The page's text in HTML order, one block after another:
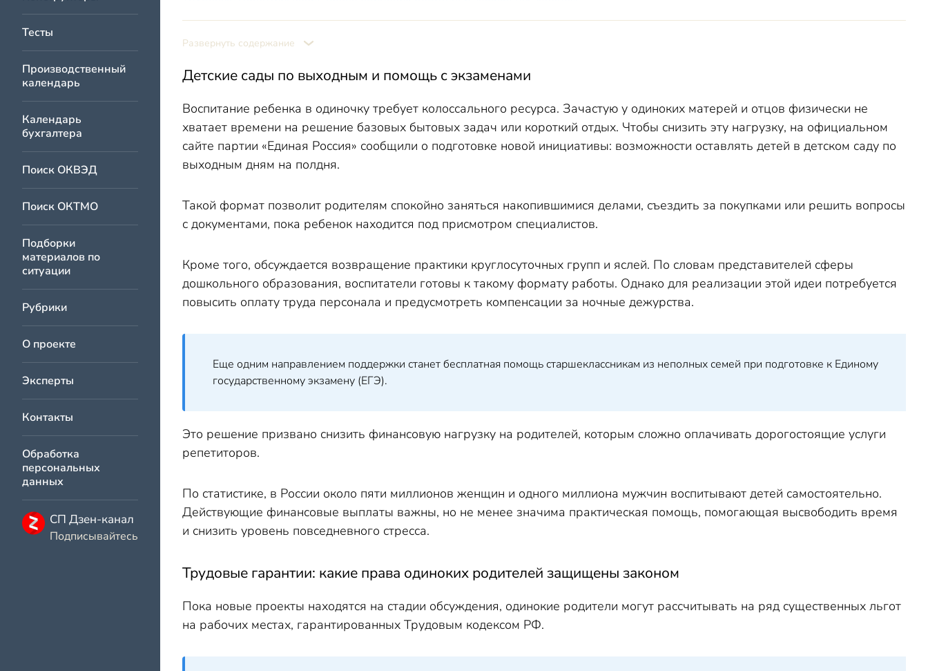
Тесты
Производственный
календарь
Календарь
бухгалтера
Поиск ОКВЭД
Поиск ОКТМО
Подборки
материалов по
ситуации
Рубрики
О проекте
Эксперты
Контакты
Обработка
персональных
данных
СП Дзен-канал
Подписывайтесь
Развернуть содержание
Детские сады по выходным и помощь с экзаменами
Воспитание ребенка в одиночку требует колоссального ресурса. Зачастую у одиноких матерей и отцов физически не
хватает времени на решение базовых бытовых задач или короткий отдых. Чтобы снизить эту нагрузку, на официальном
сайте партии «Единая Россия» сообщили о подготовке новой инициативы: возможности оставлять детей в детском саду по
выходным дням на полдня.
Такой формат позволит родителям спокойно заняться накопившимися делами, съездить за покупками или решить вопросы
с документами, пока ребенок находится под присмотром специалистов.
Кроме того, обсуждается возвращение практики круглосуточных групп и яслей. По словам представителей сферы
дошкольного образования, воспитатели готовы к такому формату работы. Однако для реализации этой идеи потребуется
повысить оплату труда персонала и предусмотреть компенсации за ночные дежурства.
Еще одним направлением поддержки станет бесплатная помощь старшеклассникам из неполных семей при подготовке к Единому
государственному экзамену (ЕГЭ).
Это решение призвано снизить финансовую нагрузку на родителей, которым сложно оплачивать дорогостоящие услуги
репетиторов.
По статистике, в России около пяти миллионов женщин и одного миллиона мужчин воспитывают детей самостоятельно.
Действующие финансовые выплаты важны, но не менее значима практическая помощь, помогающая высвободить время
и снизить уровень повседневного стресса.
Трудовые гарантии: какие права одиноких родителей защищены законом
Пока новые проекты находятся на стадии обсуждения, одинокие родители могут рассчитывать на ряд существенных льгот
на рабочих местах, гарантированных Трудовым кодексом РФ.